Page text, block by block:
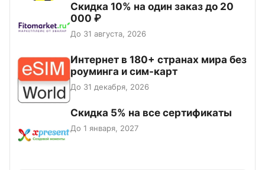
Скидка 10% на один заказ до 20
000 ₽
До 31 августа, 2026
Интернет в 180+ странах мира без
роуминга и сим-карт
До 31 декабря, 2026
Скидка 5% на все сертификаты
До 1 января, 2027